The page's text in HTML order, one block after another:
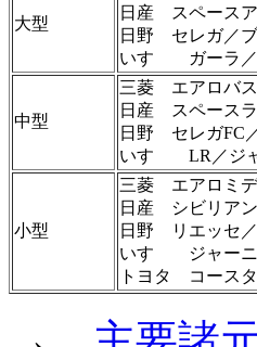
大型
日産 スペース
日野 セレガ／
いすゞ ガーラ
中型
三菱 エアロバ
日産 スペース
日野 セレガFC
いすゞ LR／ジ
小型
三菱 エアロミ
日産 シビリア
日野 リエッセ
いすゞ ジャーニ
トヨタ コース